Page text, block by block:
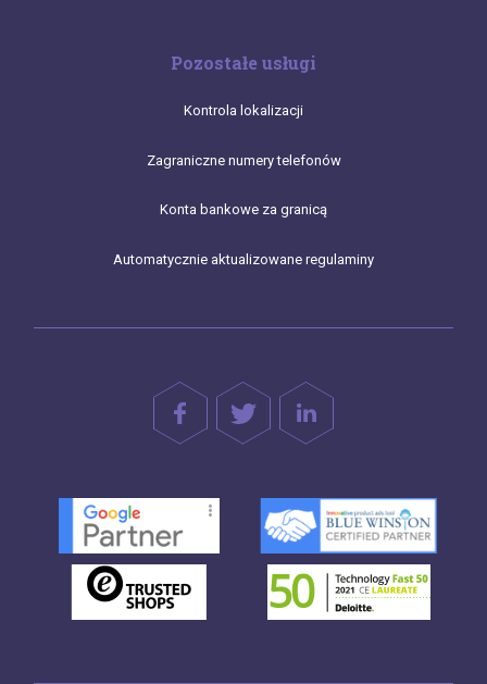
Pozostałe usługi
Kontrola lokalizacji
Zagraniczne numery telefonów
Konta bankowe za granicą
Automatycznie aktualizowane regulaminy